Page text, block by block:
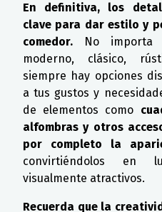
En definitiva, los
clave para dar estilo y
comedor. No importa
moderno, clásico,
siempre hay opciones
a tus gustos y
de elementos como
alfombras y otros
por completo la
convirtiéndolos en
visualmente atractivos.
Recuerda que la